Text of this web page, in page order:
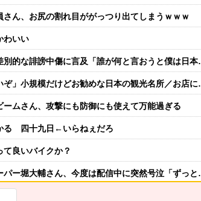
さん、お尻の割れ目ががっつり出てしまうｗｗｗ
わいい
的な誹謗中傷に言及「誰が何と言おうと僕は日本人」
規模だけどお勧めな日本の観光名所／お店に対する海外の反応
ームさん、攻撃にも防御にも使えて万能過ぎる
る 四十九日←いらねぇだろ
良いバイクか？
大輔さん、今度は配信中に突然号泣「ずっと涙が止まらない」